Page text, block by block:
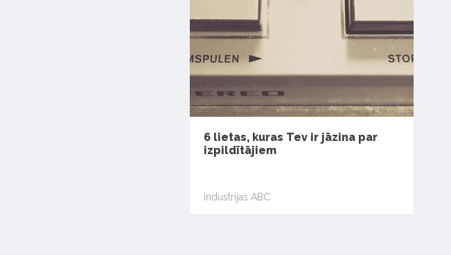
6 lietas, kuras Tev ir jāzina par
izpildītājiem
Industrijas ABC